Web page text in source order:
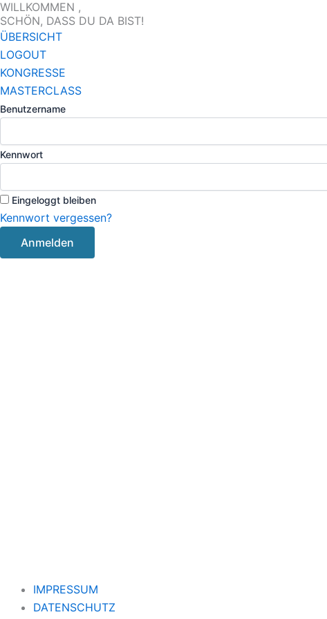
Zum
Inhalt
springen
WILLKOMMEN ,
SCHÖN, DASS DU DA BIST!
ÜBERSICHT
LOGOUT
KONGRESSE
MASTERCLASS
Benutzername
Kennwort
Eingeloggt bleiben
Kennwort vergessen?
IMPRESSUM
DATENSCHUTZ